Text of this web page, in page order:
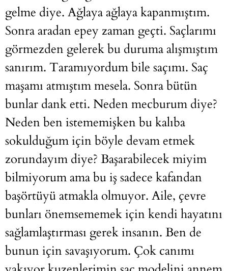
gelme diye. Ağlaya ağlaya kapanmıştım.
Sonra aradan epey zaman geçti. Saçlarımı
görmezden gelerek bu duruma alışmıştım
sanırım. Taramıyordum bile saçımı. Saç
maşamı atmıştım mesela. Sonra bütün
bunlar dank etti. Neden mecburum diye?
Neden ben istememişken bu kalıba
sokulduğum için böyle devam etmek
zorundayım diye? Başarabilecek miyim
bilmiyorum ama bu iş sadece kafandan
başörtüyü atmakla olmuyor. Aile, çevre
bunları önemsememek için kendi hayatını
sağlamlaştırması gerek insanın. Ben de
bunun için savaşıyorum. Çok canımı